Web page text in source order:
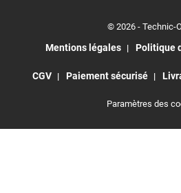
© 2026 - Technic-
Mentions légales Politique
CGV Paiement sécurisé
Paramètres des